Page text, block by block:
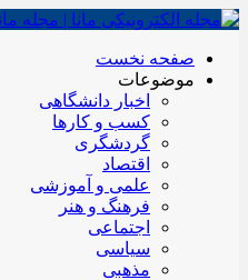
صفحه نخست
موضوعات
اخبار دانشگاهی
کسب و کارها
گردشگری
اقتصاد
علمی و آموزشی
فرهنگ و هنر
اجتماعی
سیاسی
مذهبی